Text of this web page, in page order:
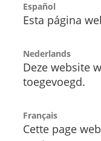
Español
Esta página
Nederlands
Deze website
toegevoegd.
Français
Cette page